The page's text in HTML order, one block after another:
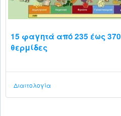
15 φαγητά από 235 έως 370
θερμίδες
Διαιτολογία